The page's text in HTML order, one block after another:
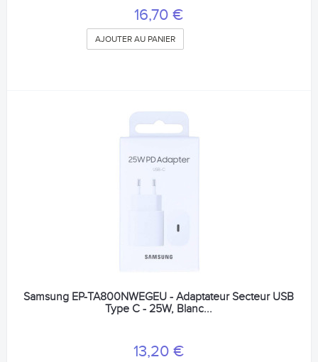
16,70 €
AJOUTER AU PANIER
Samsung EP-TA800NWEGEU - Adaptateur Secteur USB
Type C - 25W, Blanc...
13,20 €